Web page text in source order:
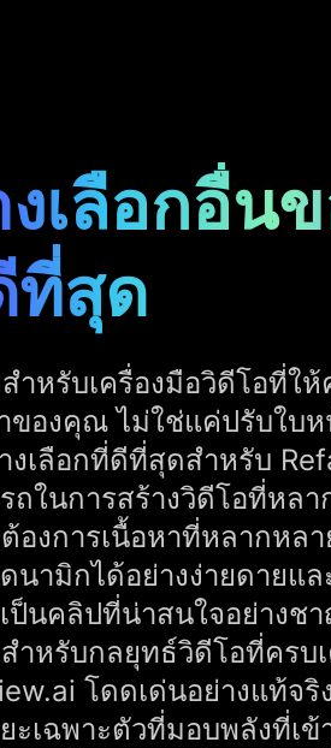
เลือกอื่น
ที่สุด
ำหรับเครื่องมือวิดีโอที่ใ
ของคุณ ไม่ใช่แค่ปรับใบ
งเลือกที่ดีที่สุดสำหรับ
ถในการสร้างวิดีโอที่หล
องการเนื้อหาที่หลากหลา
นามิกได้อย่างง่ายดายแล
ป็นคลิปที่น่าสนใจอย่างช
ำหรับกลยุทธ์วิดีโอที่ครบ
โดดเด่นอย่างแท้จ
ะเฉพาะตัวที่มอบพลังที่เ